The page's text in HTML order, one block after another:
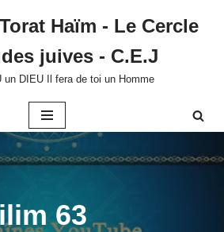
Haïm - Le Cercle
juives - C.E.J
un DIEU Il fera de toi un Homme
63